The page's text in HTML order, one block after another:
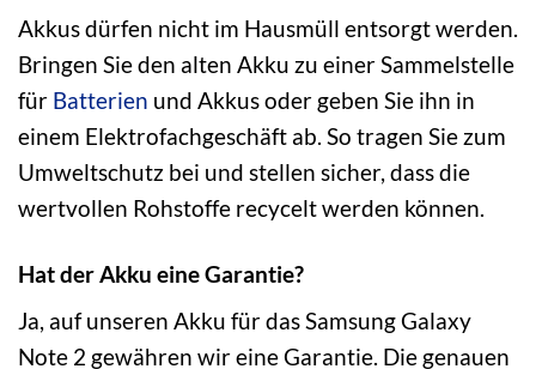
Akkus dürfen nicht im Hausmüll entsorgt werden.
Bringen Sie den alten Akku zu einer Sammelstelle
für Batterien und Akkus oder geben Sie ihn in
einem Elektrofachgeschäft ab. So tragen Sie zum
Umweltschutz bei und stellen sicher, dass die
wertvollen Rohstoffe recycelt werden können.
Hat der Akku eine Garantie?
Ja, auf unseren Akku für das Samsung Galaxy
Note 2 gewähren wir eine Garantie. Die genauen